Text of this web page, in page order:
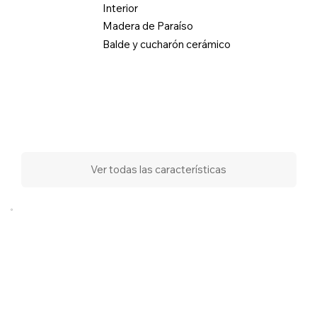
Interior
Madera de Paraíso
Balde y cucharón cerámico
Ver todas las características